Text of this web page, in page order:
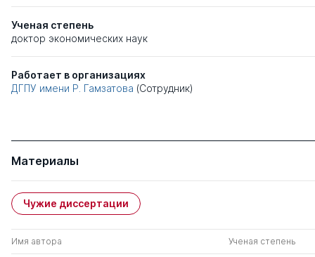
Ученая степень
доктор экономических наук
Работает в организациях
ДГПУ имени Р. Гамзатова (Сотрудник)
Материалы
Чужие диссертации
Имя автора Ученая степень